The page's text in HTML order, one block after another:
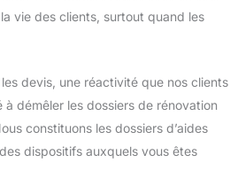
vie des clients, surtout quand les
devis, une réactivité que nos clients
démêler les dossiers de rénovation
constituons les dossiers d’aides
dispositifs auxquels vous êtes